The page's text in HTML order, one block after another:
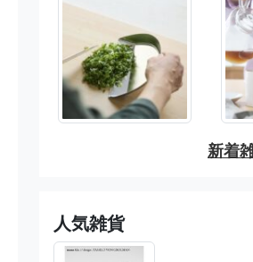
新着
人気雑貨